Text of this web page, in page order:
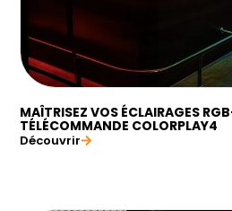
MAÎTRISEZ VOS ÉCLAIRAGES
TÉLÉCOMMANDE COLORPLAY4
Découvrir